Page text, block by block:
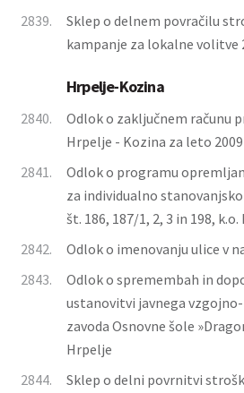
2839.
Sklep o delnem povračilu
kampanje za lokalne volitve
Hrpelje-Kozina
2840.
Odlok o zaključnem računu
Hrpelje - Kozina za leto 2009
2841.
Odlok o programu
za individualno
št. 186, 187/1, 2, 3 in 198,
2842.
Odlok o imenovanju ulice v
2843.
Odlok o spremembah in
ustanovitvi javnega
zavoda Osnovne šole
Hrpelje
2844.
Sklep o delni povrnitvi